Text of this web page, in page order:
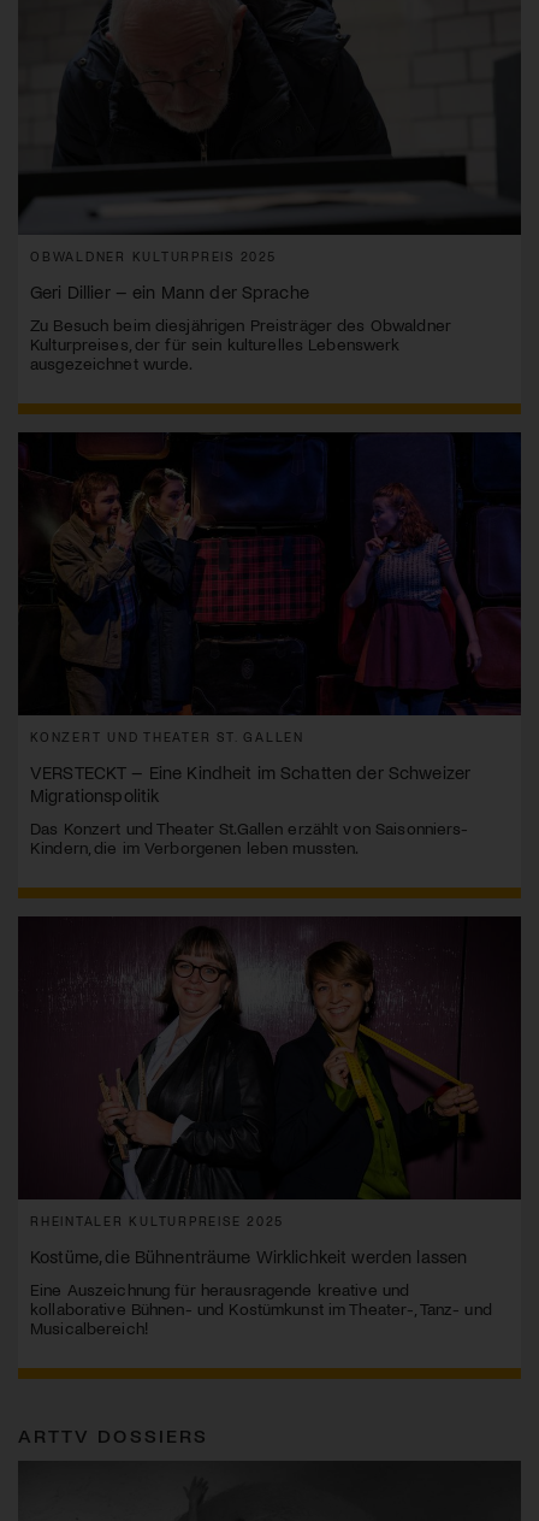
OBWALDNER KULTURPREIS 2025
Geri Dillier – ein Mann der Sprache
Zu Besuch beim diesjährigen Preisträger des Obwaldner
Kulturpreises, der für sein kulturelles Lebenswerk
ausgezeichnet wurde.
KONZERT UND THEATER ST. GALLEN
VERSTECKT – Eine Kindheit im Schatten der Schweizer
Migrationspolitik
Das Konzert und Theater St.Gallen erzählt von Saisonniers-
Kindern, die im Verborgenen leben mussten.
RHEINTALER KULTURPREISE 2025
Kostüme, die Bühnenträume Wirklichkeit werden lassen
Eine Auszeichnung für herausragende kreative und
kollaborative Bühnen- und Kostümkunst im Theater-, Tanz- und
Musicalbereich!
ARTTV DOSSIERS